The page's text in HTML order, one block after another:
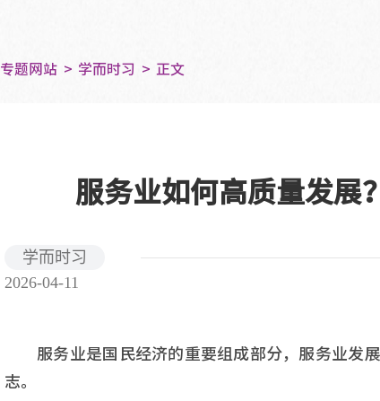
专题网站 学而时习 正文
服务业如何高质量发展
学而时习
2026-04-11
服务业是国民经济的重要组成部分，服务业发
志。